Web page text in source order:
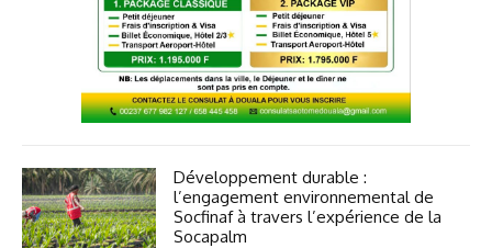
Développement durable :
l’engagement environnemental de
Socfinaf à travers l’expérience de la
Socapalm